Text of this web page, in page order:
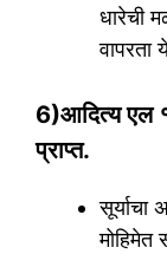
धारेची
वापरता
6)आदित्य एल
प्राप्त.
सूर्याचा
मोहिमेत